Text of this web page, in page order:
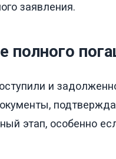
заявления.
полного
и
этап, особенно